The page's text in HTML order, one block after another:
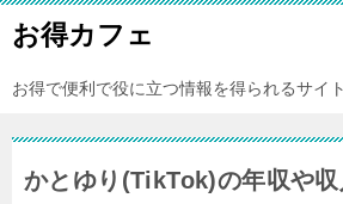
お得カフェ
お得で便利で役に立つ情報を得られるサイト
かとゆり(TikTok)の年収や